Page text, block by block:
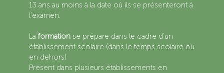
13 ans au moins à la date où ils se présenteront à
l'examen.
La formationse prépare dans le cadre d'un
établissement scolaire (dans le temps scolaire ou
en dehors)
Présent dans plusieurs établissements en